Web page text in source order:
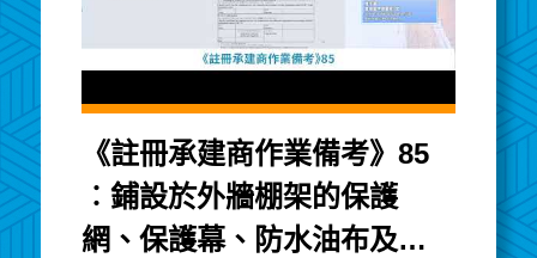
《註冊承建商作業備考》85
︰鋪設於外牆棚架的保護
網、保護幕、防水油布及塑